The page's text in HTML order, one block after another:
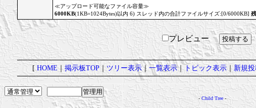
≪アップロード可能なファイル容量≫
6000KB(1KB=1024Bytes)以内 6) スレッド内の合計ファイルサイズ:[0/6000KB]
プレビュー
[HOME｜掲示板TOP｜ツリー表示｜ 一覧表示｜トピック表示｜新規
-Child Tree-